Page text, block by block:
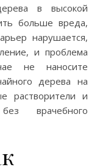
в высокой
больше вреда,
нарушается,
и проблема
не наносите
дерева на
растворители и
врачебного